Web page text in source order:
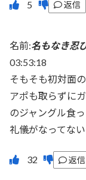
返信
名前:名もなき忍
03:53:18
そもそも初対面
アポも取らずに
のジャングル食
礼儀がなってない
返信